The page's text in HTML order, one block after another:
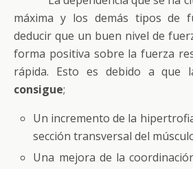
máxima y los demás tipos de
deducir que un buen nivel de
forma positiva sobre la fuerza
rápida. Esto es debido a que
consigue;
Un incremento de la
sección transversal del
Una mejora de la